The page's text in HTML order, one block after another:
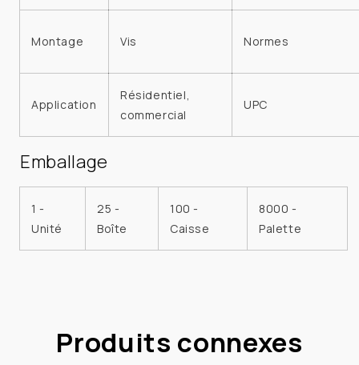
Montage Vis Normes
Application
Résidentiel,
commercial
UPC
Emballage
1 -
Unité
25 -
Boîte
100 -
Caisse
8000 -
Palette
Produits connexes